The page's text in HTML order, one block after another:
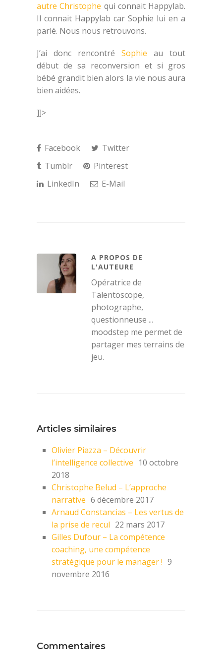
autre Christophe qui connait Happylab.
Il connait Happylab car Sophie lui en a
parlé. Nous nous retrouvons.
J’ai donc rencontré Sophie au tout
début de sa reconversion et si gros
bébé grandit bien alors la vie nous aura
bien aidées.
]]>
Facebook
Twitter
Tumblr
Pinterest
LinkedIn
E-Mail
A PROPOS DE
L'AUTEURE
Opératrice de
Talentoscope,
photographe,
questionneuse ...
moodstep me permet de
partager mes terrains de
jeu.
Articles similaires
Olivier Piazza – Découvrir
l’intelligence collective 10 octobre
2018
Christophe Belud – L’approche
narrative 6 décembre 2017
Arnaud Constancias – Les vertus de
la prise de recul 22 mars 2017
Gilles Dufour – La compétence
coaching, une compétence
stratégique pour le manager ! 9
novembre 2016
Commentaires